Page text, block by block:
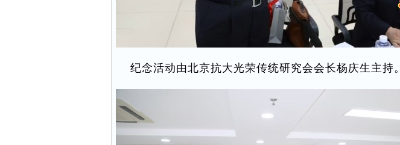
纪念活动由北京抗大光荣传统研究会会长杨庆生主持。